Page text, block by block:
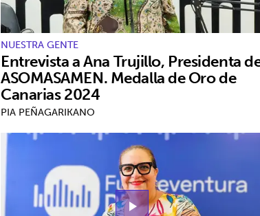
NUESTRA GENTE
Entrevista a Ana Trujillo, Presidenta
ASOMASAMEN. Medalla de Oro de
Canarias 2024
PIA PEÑAGARIKANO
play_arrow